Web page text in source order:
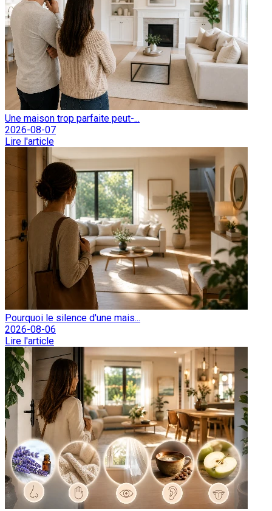
Une maison trop parfaite peut-...
2026-08-07
Lire l'article
Pourquoi le silence d'une mais...
2026-08-06
Lire l'article